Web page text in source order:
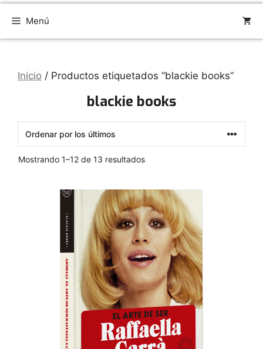
Menú
Inicio / Productos etiquetados “blackie books”
blackie books
Mostrando 1–12 de 13 resultadosOrdenado
últimos